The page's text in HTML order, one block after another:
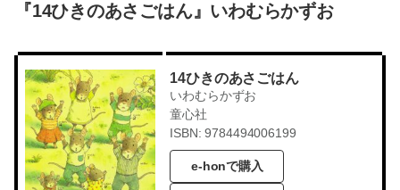
『14ひきのあさごはん』いわむらかずお
14ひきのあさごはん
いわむらかずお
童心社
ISBN: 9784494006199
e-honで購入